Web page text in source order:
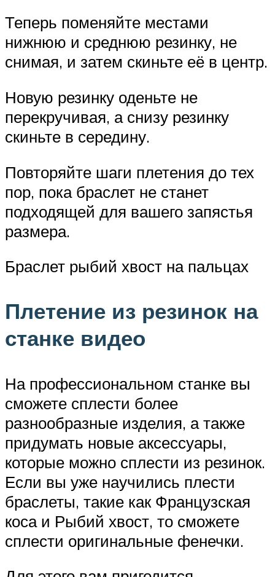
Теперь поменяйте местами
нижнюю и среднюю резинку, не
снимая, и затем скиньте её в центр.
Новую резинку оденьте не
перекручивая, а снизу резинку
скиньте в середину.
Повторяйте шаги плетения до тех
пор, пока браслет не станет
подходящей для вашего запястья
размера.
Браслет рыбий хвост на пальцах
Плетение из резинок на
станке видео
На профессиональном станке вы
сможете сплести более
разнообразные изделия, а также
придумать новые аксессуары,
которые можно сплести из резинок.
Если вы уже научились плести
браслеты, такие как Французская
коса и Рыбий хвост, то сможете
сплести оригинальные фенечки.